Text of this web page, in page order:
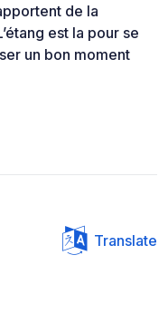
de la
est la pour se
un bon moment
Translate